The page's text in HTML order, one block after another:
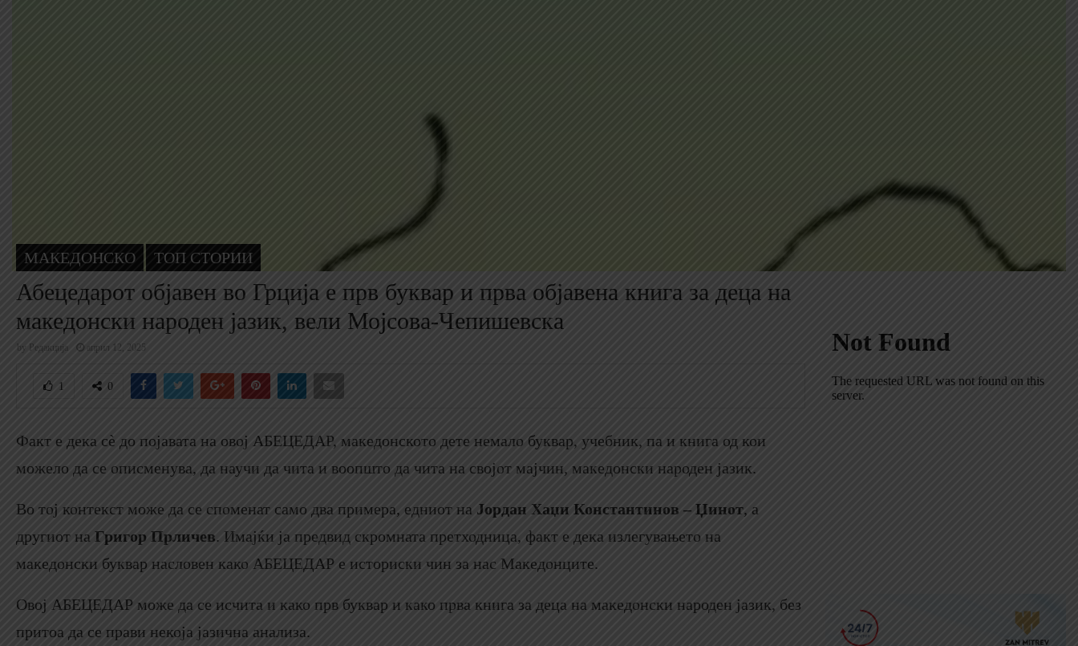
МАКЕДОНСКО ТОП СТОРИИ
Абецедарот објавен во Грција е прв буквар и прва објавена книга за деца на
македонски народен јазик, вели Мојсова-Чепишевска
by Редакција април 12, 2025
1 0
Факт е дека сѐ до појавата на овој АБЕЦЕДАР, македонското дете немало буквар, учебник, па и книга од кои
можело да се описменува, да научи да чита и воопшто да чита на својот мајчин, македонски народен јазик.
Во тој контекст може да се споменат само два примера, едниот на Јордан Хаџи Константинов – Џинот, а
другиот на Григор Прличев. Имајќи ја предвид скромната претходница, факт е дека излегувањето на
македонски буквар насловен како АБЕЦЕДАР е историски чин за нас Македонците.
Овој АБЕЦЕДАР може да се исчита и како прв буквар и како прва книга за деца на македонски народен јазик, без
притоа да се прави некоја јазична анализа.